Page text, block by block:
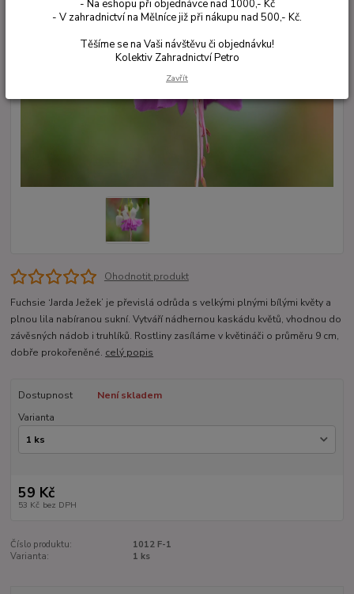
Ohodnotit produkt
Fuchsie ‘Jarda Ježek’ je převislá odrůda s velkými plnými bílými květy a
plnou lila nabíranou sukní. Vytváří nádhernou kaskádu květů, vhodnou do
závěsných nádob i truhlíků. Rostliny zasíláme v květináči o průměru 9 cm,
dobře prokořeněné. celý popis
Dostupnost
Není skladem
Varianta
59 Kč
53 Kč bez DPH
Číslo produktu:
1012 F-1
Varianta:
1 ks
- Na eshopu při objednávce nad 1000,- Kč
- V zahradnictví na Mělníce již při nákupu nad 500,- Kč.
Těšíme se na Vaši návštěvu či objednávku!
Kolektiv Zahradnictví Petro
Zavřít